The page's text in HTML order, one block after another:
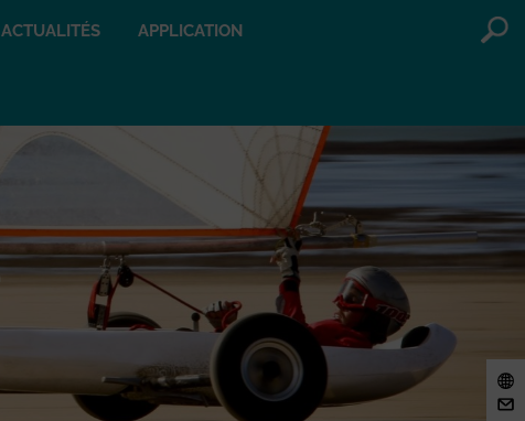
ACTUALITÉS APPLICATION